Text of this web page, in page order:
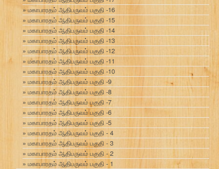
மகாபாரதம் ஆதிபருவம் பகுதி -16
மகாபாரதம் ஆதிபருவம் பகுதி -15
மகாபாரதம் ஆதிபருவம் பகுதி -14
மகாபாரதம் ஆதிபருவம் பகுதி -13
மகாபாரதம் ஆதிபருவம் பகுதி -12
மகாபாரதம் ஆதிபருவம் பகுதி -11
மகாபாரதம் ஆதிபருவம் பகுதி -10
மகாபாரதம் ஆதிபருவம் பகுதி -9
மகாபாரதம் ஆதிபருவம் பகுதி -8
மகாபாரதம் ஆதிபருவம் பகுதி -7
மகாபாரதம் ஆதிபருவம் பகுதி -6
மகாபாரதம் ஆதிபருவம் பகுதி -5
மகாபாரதம் ஆதிபருவம் பகுதி - 4
மகாபாரதம் ஆதிபருவம் பகுதி - 3
மகாபாரதம் ஆதிபருவம் பகுதி - 2
மகாபாரதம் ஆதிபருவம் பகுதி - 1